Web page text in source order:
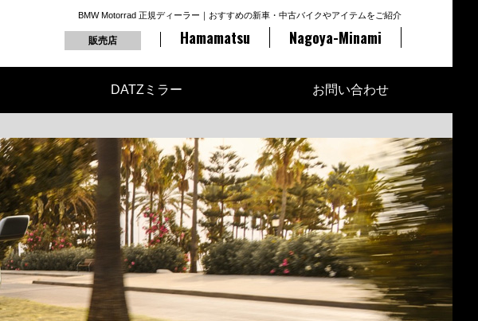
BMW Motorrad 正規ディーラー｜おすすめの新車・中古バイクやアイテムをご紹介
販売店 Hamamatsu Nagoya-Minami
DATZミラー お問い合わせ